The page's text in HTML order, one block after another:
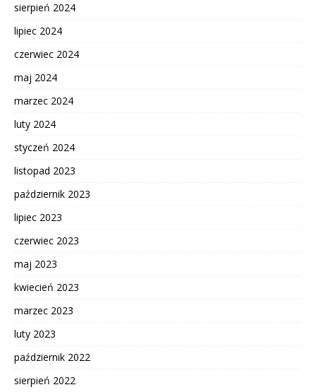
sierpień 2024
lipiec 2024
czerwiec 2024
maj 2024
marzec 2024
luty 2024
styczeń 2024
listopad 2023
październik 2023
lipiec 2023
czerwiec 2023
maj 2023
kwiecień 2023
marzec 2023
luty 2023
październik 2022
sierpień 2022